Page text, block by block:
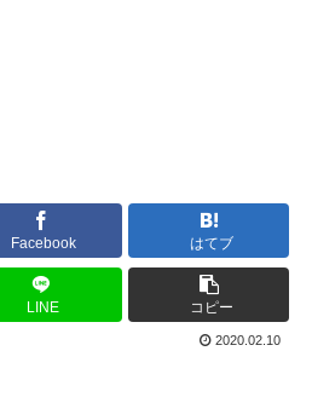
Facebook はてブ
LINE コピー
2020.02.10